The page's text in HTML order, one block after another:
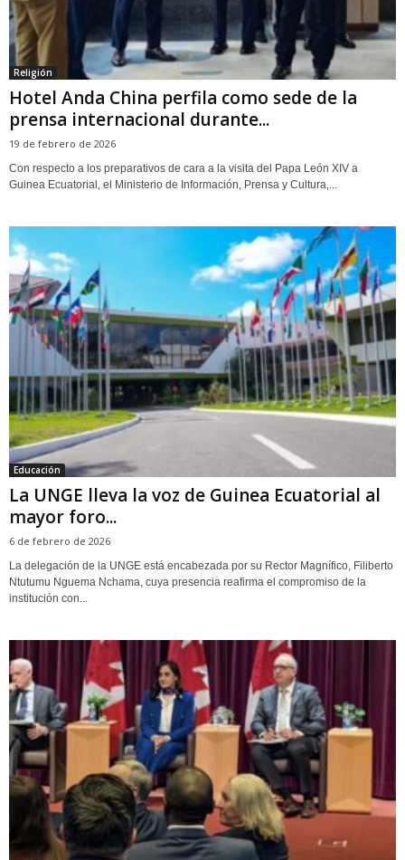
Religión
Hotel Anda China perfila como sede de la
prensa internacional durante...
19 de febrero de 2026
Con respecto a los preparativos de cara a la visita del Papa León XIV a
Guinea Ecuatorial‚ el Ministerio de Información‚ Prensa y Cultura‚...
Educación
La UNGE lleva la voz de Guinea Ecuatorial al
mayor foro...
6 de febrero de 2026
La delegación de la UNGE está encabezada por su Rector Magnífico, Filiberto
Ntutumu Nguema Nchama, cuya presencia reafirma el compromiso de la
institución con...